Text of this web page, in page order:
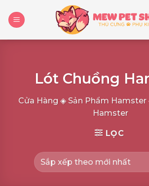
content
Lót Chuồng
Cửa Hàng◈ Sản Phẩm Hamster
Hamster
LỌC